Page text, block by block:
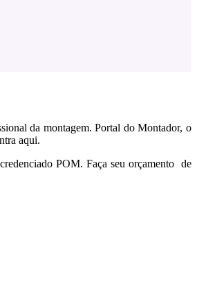
da montagem. Portal do Montador, o
aqui.
POM. Faça seu orçamento de